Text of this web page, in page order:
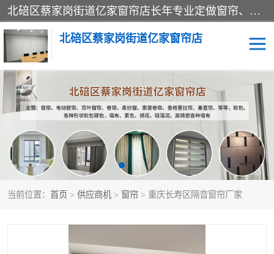
北碚区蔡家岗街道亿家窗帘店长年专业定做窗帘、电动窗帘、百叶窗帘、卷帘、柔纱窗、家居卷帘、香格里拉帘、垂直帘、等等，软包、各种形状软包硬包，墙布、素色、绣花、硅藻泥、高精密各种墙布，免费测量、免费安装，欢迎咨询
北碚区蔡家岗街道亿家窗帘店
当前位置： 首页 > 供应商机 > 窗帘 > 重庆长寿区隔音窗帘厂家
软包硬包 墙布
窗帘 百叶窗卷帘